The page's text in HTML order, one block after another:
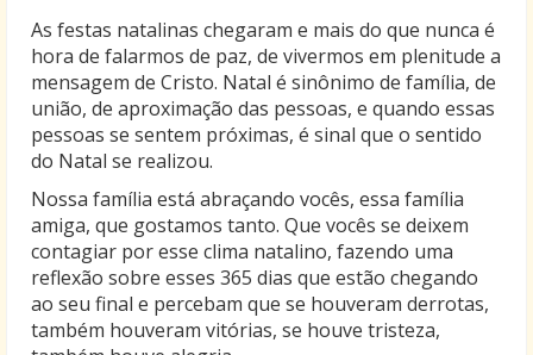
As festas natalinas chegaram e mais do que nunca é
hora de falarmos de paz, de vivermos em plenitude a
mensagem de Cristo. Natal é sinônimo de família, de
união, de aproximação das pessoas, e quando essas
pessoas se sentem próximas, é sinal que o sentido
do Natal se realizou.
Nossa família está abraçando vocês, essa família
amiga, que gostamos tanto. Que vocês se deixem
contagiar por esse clima natalino, fazendo uma
reflexão sobre esses 365 dias que estão chegando
ao seu final e percebam que se houveram derrotas,
também houveram vitórias, se houve tristeza,